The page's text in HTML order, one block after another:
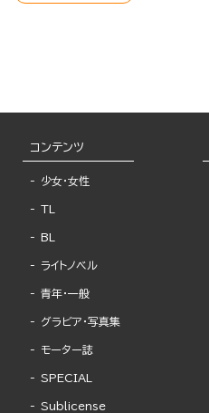
コンテンツ
少女・女性
TL
BL
ライトノベル
青年・一般
グラビア・写真集
モーター誌
SPECIAL
Sublicense